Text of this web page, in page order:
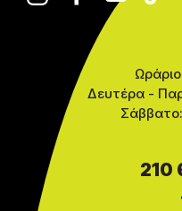
Ωράριο
Δευτέρα -
Σάββατο:
210